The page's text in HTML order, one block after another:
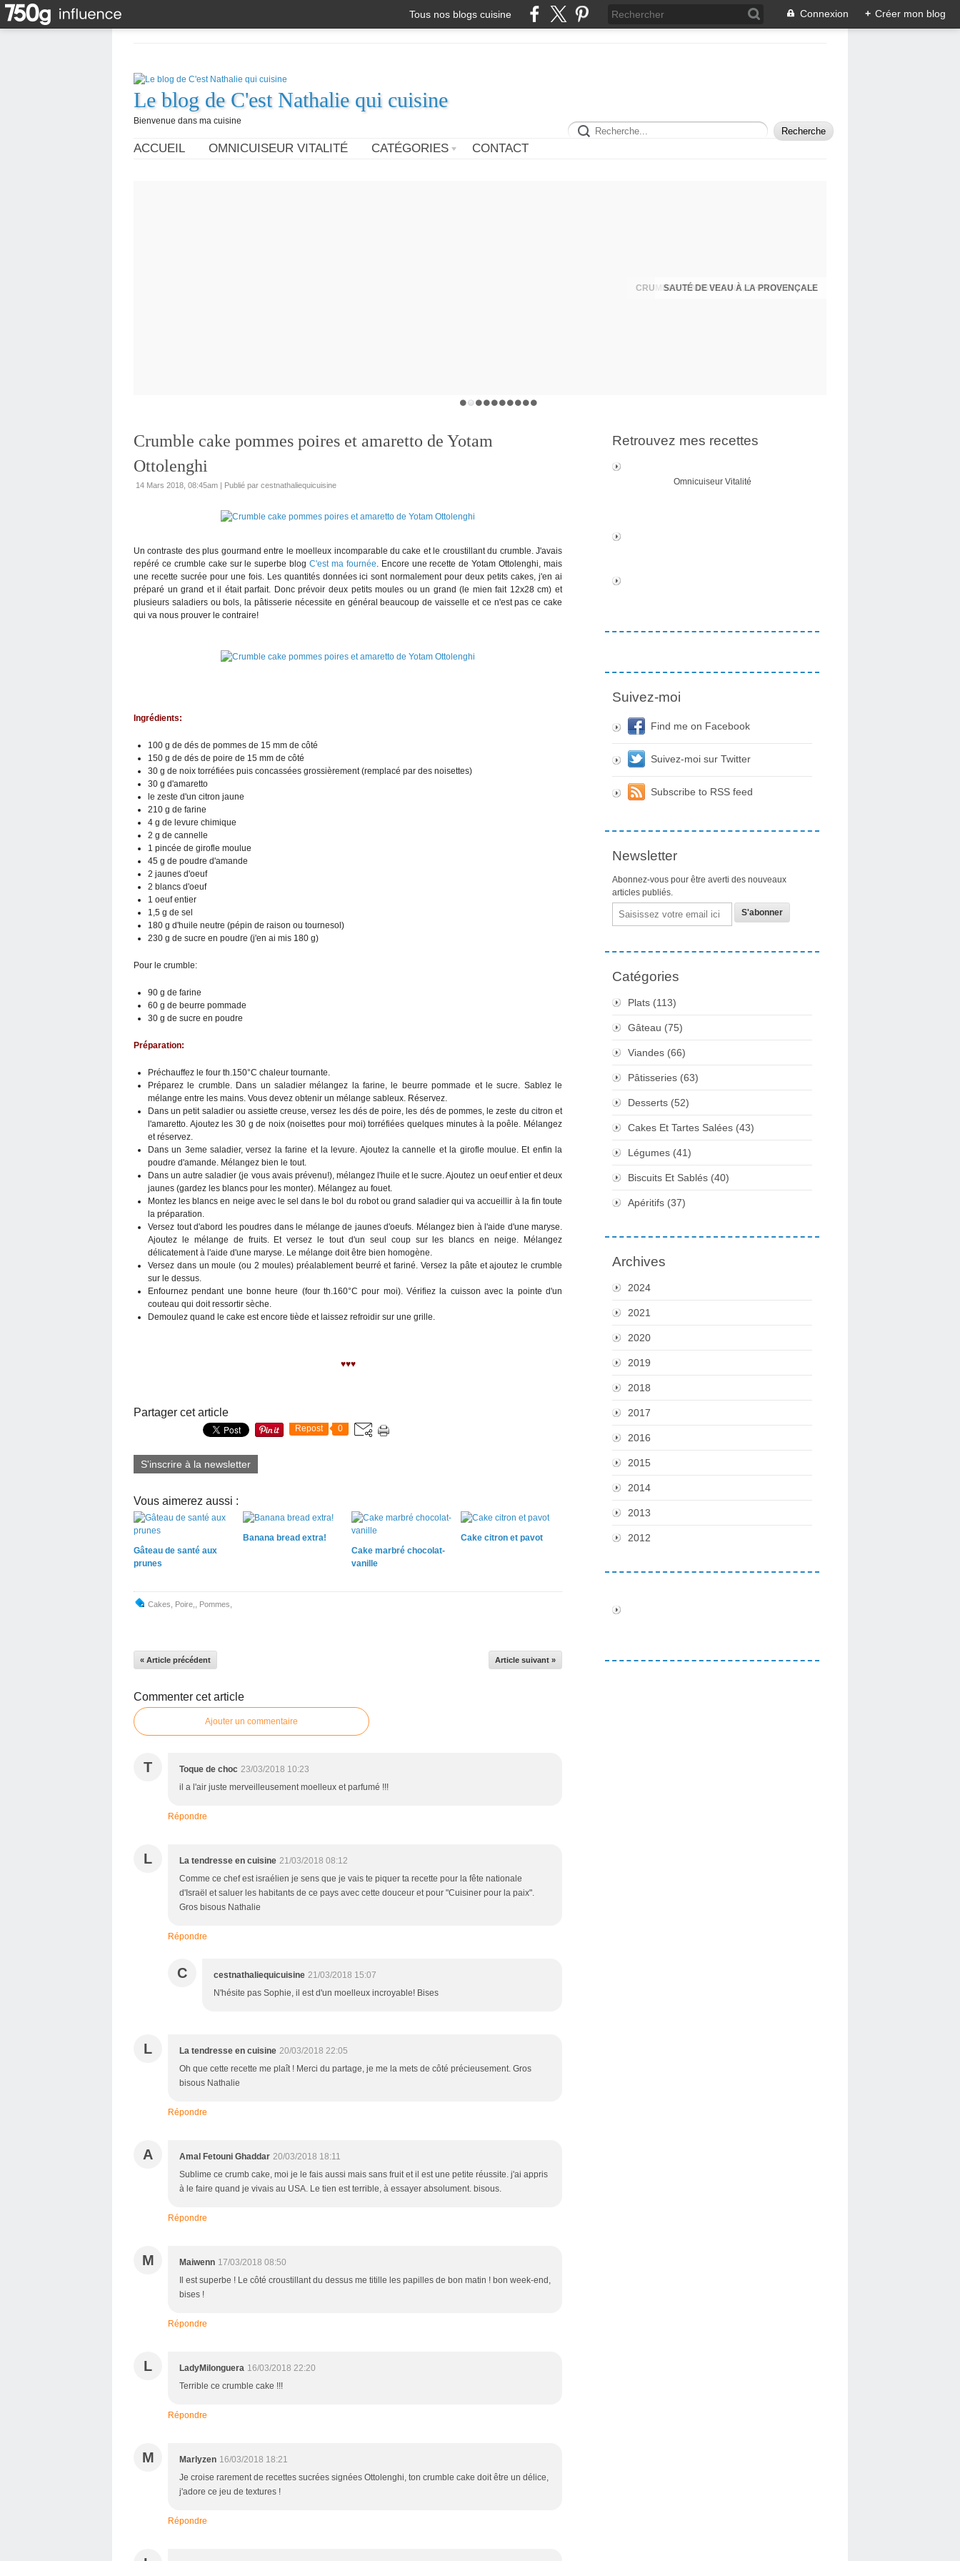
Tous nos blogs cuisine Connexion + Créer mon blog
Le blog de C'est Nathalie qui cuisine
Bienvenue dans ma cuisine
ACCUEIL OMNICUISEUR VITALITÉ CATÉGORIES CONTACT
SAUTÉ DE VEAU À LA PROVENÇALE
Crumble cake pommes poires et amaretto de Yotam
Ottolenghi
14 Mars 2018, 08:45am | Publié par cestnathaliequicuisine
Un contraste des plus gourmand entre le moelleux incomparable du cake et le croustillant du crumble. J'avais
repéré ce crumble cake sur le superbe blogC'est ma fournée. Encore une recette de Yotam Ottolenghi, mais
une recette sucrée pour une fois. Les quantités données ici sont normalement pour deux petits cakes, j'en ai
préparé un grand et il était parfait. Donc prévoir deux petits moules ou un grand (le mien fait 12x28 cm) et
plusieurs saladiers ou bols, la pâtisserie nécessite en général beaucoup de vaisselle et ce n'est pas ce cake
qui va nous prouver le contraire!
Ingrédients:
100 g de dés de pommes de 15 mm de côté
150 g de dés de poire de 15 mm de côté
30 g de noix torréfiées puis concassées grossièrement (remplacé par des noisettes)
30 g d'amaretto
le zeste d'un citron jaune
210 g de farine
4 g de levure chimique
2 g de cannelle
1 pincée de girofle moulue
45 g de poudre d'amande
2 jaunes d'oeuf
2 blancs d'oeuf
1 oeuf entier
1,5 g de sel
180 g d'huile neutre (pépin de raison ou tournesol)
230 g de sucre en poudre (j'en ai mis 180 g)
Pour le crumble:
90 g de farine
60 g de beurre pommade
30 g de sucre en poudre
Préparation:
Préchauffez le four th.150°C chaleur tournante.
Préparez le crumble. Dans un saladier mélangez la farine, le beurre pommade et le sucre. Sablez le
mélange entre les mains. Vous devez obtenir un mélange sableux. Réservez.
Dans un petit saladier ou assiette creuse, versez les dés de poire, les dés de pommes, le zeste du citron et
l'amaretto. Ajoutez les 30 g de noix (noisettes pour moi) torréfiées quelques minutes à la poêle. Mélangez
et réservez.
Dans un 3eme saladier, versez la farine et la levure. Ajoutez la cannelle et la girofle moulue. Et enfin la
poudre d'amande. Mélangez bien le tout.
Dans un autre saladier (je vous avais prévenu!), mélangez l'huile et le sucre. Ajoutez un oeuf entier et deux
jaunes (gardez les blancs pour les monter). Mélangez au fouet.
Montez les blancs en neige avec le sel dans le bol du robot ou grand saladier qui va accueillir à la fin toute
la préparation.
Versez tout d'abord les poudres dans le mélange de jaunes d'oeufs. Mélangez bien à l'aide d'une maryse.
Ajoutez le mélange de fruits. Et versez le tout d'un seul coup sur les blancs en neige. Mélangez
délicatement à l'aide d'une maryse. Le mélange doit être bien homogène.
Versez dans un moule (ou 2 moules) préalablement beurré et fariné. Versez la pâte et ajoutez le crumble
sur le dessus.
Enfournez pendant une bonne heure (four th.160°C pour moi). Vérifiez la cuisson avec la pointe d'un
couteau qui doit ressortir sèche.
Demoulez quand le cake est encore tiède et laissez refroidir sur une grille.
♥♥♥
Partager cet article
Repost 0
S'inscrire à la newsletter
Vous aimerez aussi :
Gâteau de santé aux
prunes
Banana bread extra!
Cake marbré chocolat-
vanille
Cake citron et pavot
Cakes Poire, Pommes,
« Article précédent Article suivant »
Commenter cet article
Ajouter un commentaire
T Toque de choc 23/03/2018 10:23
il a l'air juste merveilleusement moelleux et parfumé !!!
Répondre
L La tendresse en cuisine 21/03/2018 08:12
Comme ce chef est israélien je sens que je vais te piquer ta recette pour la fête nationale
d'Israël et saluer les habitants de ce pays avec cette douceur et pour "Cuisiner pour la paix".
Gros bisous Nathalie
Répondre
C cestnathaliequicuisine 21/03/2018 15:07
N'hésite pas Sophie, il est d'un moelleux incroyable! Bises
L La tendresse en cuisine 20/03/2018 22:05
Oh que cette recette me plaît ! Merci du partage, je me la mets de côté précieusement. Gros
bisous Nathalie
Répondre
A Amal Fetouni Ghaddar 20/03/2018 18:11
Sublime ce crumb cake, moi je le fais aussi mais sans fruit et il est une petite réussite. j'ai appris
à le faire quand je vivais au USA. Le tien est terrible, à essayer absolument. bisous.
Répondre
M Maiwenn 17/03/2018 08:50
Il est superbe ! Le côté croustillant du dessus me titille les papilles de bon matin ! bon week-end,
bises !
Répondre
L LadyMilonguera 16/03/2018 22:20
Terrible ce crumble cake !!!
Répondre
M Marlyzen 16/03/2018 18:21
Je croise rarement de recettes sucrées signées Ottolenghi, ton crumble cake doit être un délice,
j'adore ce jeu de textures !
Répondre
Retrouvez mes recettes
Omnicuiseur Vitalité
Suivez-moi
Find me on Facebook
Suivez-moi sur Twitter
Subscribe to RSS feed
Newsletter
Abonnez-vous pour être averti des nouveaux
articles publiés.
Email
Catégories
Plats (113)
Gâteau (75)
Viandes (66)
Pâtisseries (63)
Desserts (52)
Cakes Et Tartes Salées (43)
Légumes (41)
Biscuits Et Sablés (40)
Apéritifs (37)
Archives
2024
2021
2020
2019
2018
2017
2016
2015
2014
2013
2012